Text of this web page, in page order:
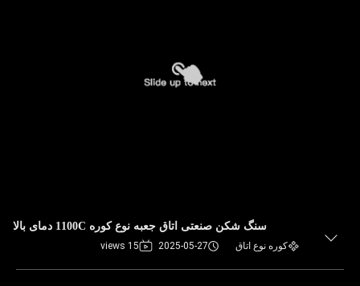
سنگ شکن صنعتی اتاق جعبه نوع کوره 1100C دمای بالا
کوره نوع اتاق 2025-05-27
15 views